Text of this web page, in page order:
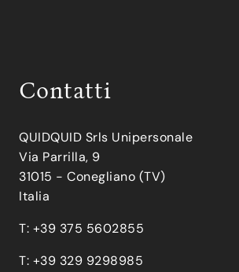
Contatti
QUIDQUID Srls Unipersonale
Via Parrilla, 9
31015 - Conegliano (TV)
Italia
T: +39 375 5602855
T: +39 329 9298985